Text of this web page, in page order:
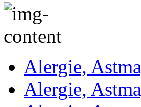
Alergie,
Alergie,